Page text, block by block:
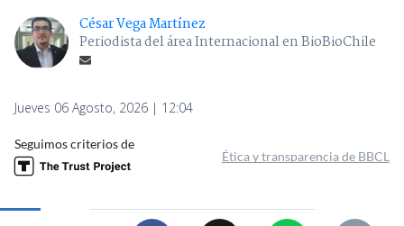
César Vega Martínez
Periodista del área Internacional en BioBioChile
Jueves 06 Agosto, 2026 | 12:04
Seguimos criterios de
Ética y transparencia de BBCL